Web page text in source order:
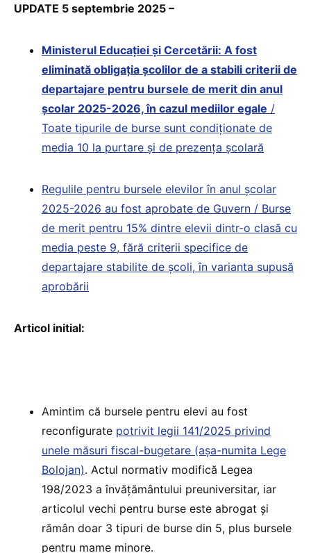
UPDATE 5 septembrie 2025 –
Ministerul Educației și Cercetării: A fost
eliminată obligația școlilor de a stabili criterii de
departajare pentru bursele de merit din anul
școlar 2025-2026, în cazul mediilor egale /
Toate tipurile de burse sunt condiționate de
media 10 la purtare și de prezența școlară
Regulile pentru bursele elevilor în anul școlar
2025-2026 au fost aprobate de Guvern / Burse
de merit pentru 15% dintre elevii dintr-o clasă cu
media peste 9, fără criterii specifice de
departajare stabilite de școli, în varianta supusă
aprobării
Articol initial:
Amintim că bursele pentru elevi au fost
reconfigurate potrivit legii 141/2025 privind
unele măsuri fiscal-bugetare (așa-numita Lege
Bolojan). Actul normativ modifică Legea
198/2023 a învățământului preuniversitar, iar
articolul vechi pentru burse este abrogat și
rămân doar 3 tipuri de burse din 5, plus bursele
pentru mame minore.